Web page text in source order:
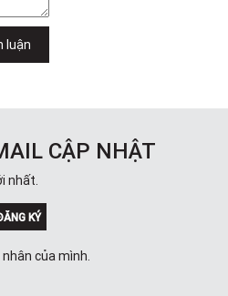
luận
CẬP NHẬT
nhất.
KÝ
của mình.